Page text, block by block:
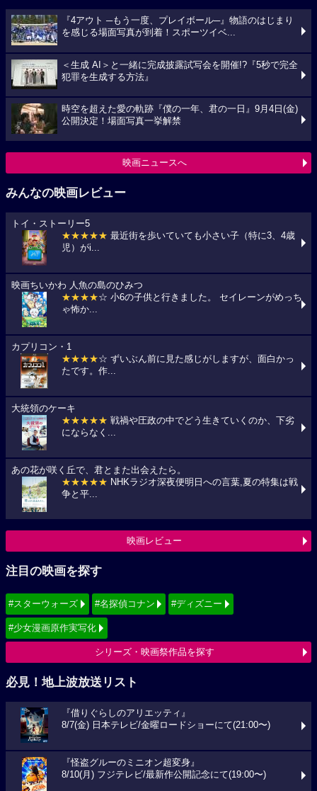
『4アウト ─もう一度、プレイボール─』物語のはじまり
を感じる場面写真が到着！スポーツイベ...
＜生成 AI＞と一緒に完成披露試写会を開催!?『5秒で完全
犯罪を生成する方法』
時空を超えた愛の軌跡『僕の一年、君の一日』9月4日(金)
公開決定！場面写真一挙解禁
映画ニュースへ
みんなの映画レビュー
トイ・ストーリー5
★★★★★ 最近街を歩いていても小さい子（特に3、4歳
児）がi...
映画ちいかわ 人魚の島のひみつ
★★★★☆ 小6の子供と行きました。 セイレーンがめっち
ゃ怖か...
カプリコン・1
★★★★☆ ずいぶん前に見た感じがしますが、面白かっ
たです。作...
大統領のケーキ
★★★★★ 戦禍や圧政の中でどう生きていくのか、下劣
にならなく...
あの花が咲く丘で、君とまた出会えたら。
★★★★★ NHKラジオ深夜便明日への言葉,夏の特集は戦
争と平...
映画レビュー
注目の映画を探す
#スターウォーズ #名探偵コナン #ディズニー
#少女漫画原作実写化
シリーズ・映画祭作品を探す
必見！地上波放送リスト
『借りぐらしのアリエッティ』
8/7(金) 日本テレビ/金曜ロードショーにて(21:00〜)
『怪盗グルーのミニオン超変身』
8/10(月) フジテレビ/最新作公開記念にて(19:00〜)